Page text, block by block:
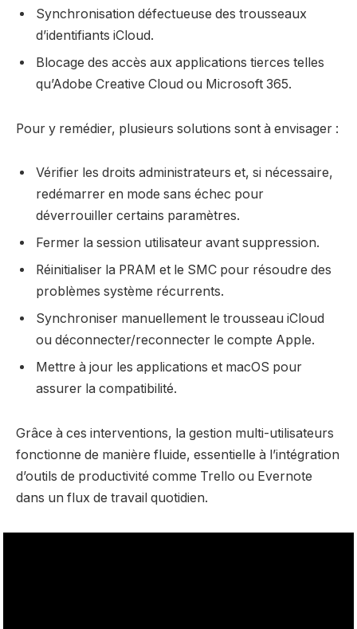
Synchronisation défectueuse des trousseaux
d’identifiants iCloud.
Blocage des accès aux applications tierces telles
qu’Adobe Creative Cloud ou Microsoft 365.
Pour y remédier, plusieurs solutions sont à envisager :
Vérifier les droits administrateurs et, si nécessaire,
redémarrer en mode sans échec pour
déverrouiller certains paramètres.
Fermer la session utilisateur avant suppression.
Réinitialiser la PRAM et le SMC pour résoudre des
problèmes système récurrents.
Synchroniser manuellement le trousseau iCloud
ou déconnecter/reconnecter le compte Apple.
Mettre à jour les applications et macOS pour
assurer la compatibilité.
Grâce à ces interventions, la gestion multi-utilisateurs
fonctionne de manière fluide, essentielle à l’intégration
d’outils de productivité comme Trello ou Evernote
dans un flux de travail quotidien.